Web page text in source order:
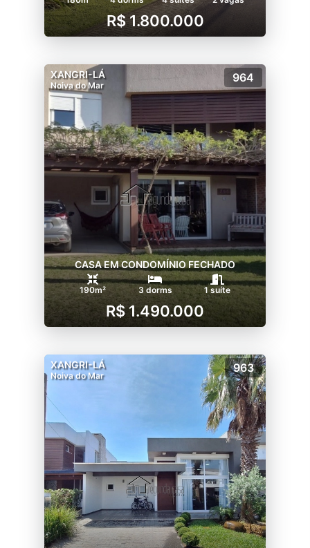
R$ 1.800.000
XANGRI-LÁ
Noiva do Mar
964
CASA EM CONDOMÍNIO FECHADO
190m² 3 dorms 1 suíte
R$ 1.490.000
XANGRI-LÁ
Noiva do Mar
963